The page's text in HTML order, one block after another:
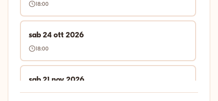
18:00
sab 24 ott 2026
18:00
sab 21 nov 2026
18:00